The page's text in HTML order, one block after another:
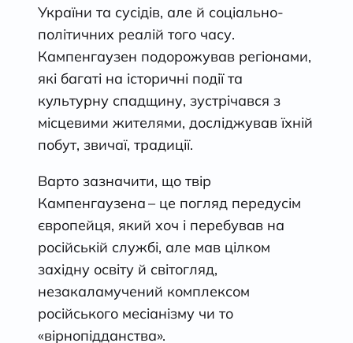
України та сусідів, але й соціально-
політичних реалій того часу.
Кампенгаузен подорожував регіонами,
які багаті на історичні події та
культурну спадщину, зустрічався з
місцевими жителями, досліджував їхній
побут, звичаї, традиції.
Варто зазначити, що твір
Кампенгаузена – це погляд передусім
європейця, який хоч і перебував на
російській службі, але мав цілком
західну освіту й світогляд,
незакаламучений комплексом
російського месіанізму чи то
«вірнопідданства».